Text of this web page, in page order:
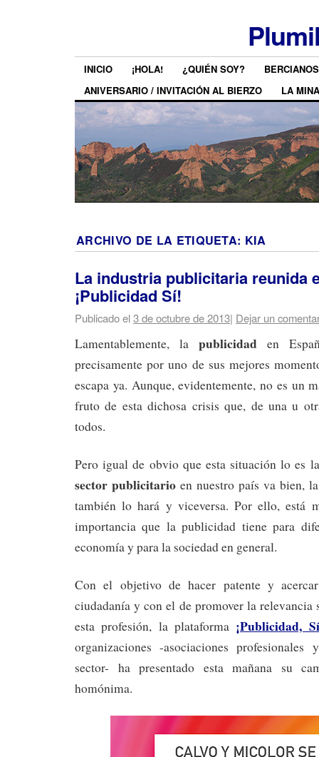
INICIO ¡HOLA! ¿QUIÉN SOY?
ANIVERSARIO / INVITACIÓN AL BIERZO
LA MINA
ARCHIVO DE LA ETIQUETA: KIA
La industria publicitaria reunida
¡Publicidad Sí!
Publicado el3 de octubre de 2013| Dejar un
Lamentablemente, lapublicidad en
precisamente por uno de sus mejores
escapa ya. Aunque, evidentemente, no es un
fruto de esta dichosa crisis que, de una u
todos.
Pero igual de obvio que esta situación lo es
sector publicitario en nuestro país va bien,
también lo hará y viceversa. Por ello, está
importancia que la publicidad tiene para
economía y para la sociedad en general.
Con el objetivo de hacer patente y
ciudadanía y con el de promover la relevancia
esta profesión, la plataforma ¡Publicidad,
organizaciones -asociaciones profesionales
sector- ha presentado esta mañana su
homónima.